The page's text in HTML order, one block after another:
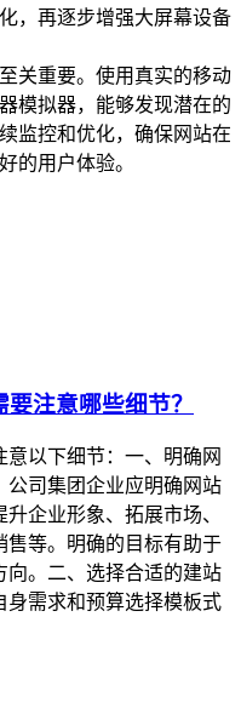
，再逐步增强大屏幕设备
关重要。使用真实的移动
模拟器，能够发现潜在的
监控和优化，确保网站在
的用户体验。
注意哪些细节？
以下细节：一、明确网
公司集团企业应明确网站
企业形象、拓展市场、
售等。明确的目标有助于
向。二、选择合适的建站
身需求和预算选择模板式